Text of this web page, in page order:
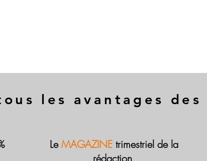
les avantages des
LeMAGAZINE trimestriel de la
rédaction